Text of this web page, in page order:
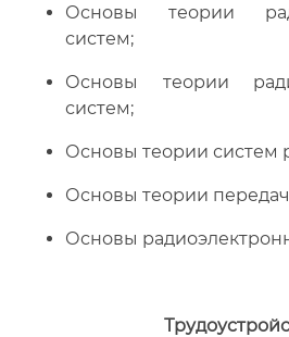
Основы теории
систем;
Основы теории
систем;
Основы теории систем
Основы теории
Основы